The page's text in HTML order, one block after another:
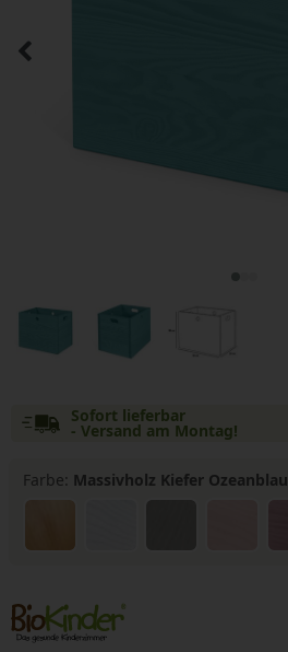
Sofort lieferbar
- Versand am Montag!
Farbe: Massivholz Kiefer Ozeanblau